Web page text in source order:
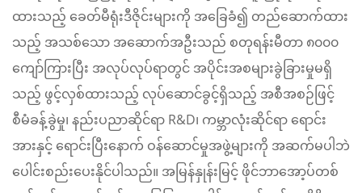
ထားသည့် ခေတ်မီရုံးဒီဇိုင်းများကို အခြေခံ၍ တည်ဆောက်ထား
သည့် အသစ်သော အဆောက်အဦးသည် စတုရန်းမီတာ ၈၀၀၀
ကျော်ကြားပြီး အလုပ်လုပ်ရာတွင် အပိုင်းအစများခွဲခြားမှုမရှိ
သည့် ဖွင့်လှစ်ထားသည့် လုပ်ဆောင်ခွင့်ရှိသည့် အစီအစဉ်ဖြင့်
စီမံခန့်ခွဲမှု၊ နည်းပညာဆိုင်ရာ R&D၊ ကမ္ဘာလုံးဆိုင်ရာ ရောင်း
အားနှင့် ရောင်းပြီးနောက် ဝန်ဆောင်မှုအဖွဲ့များကို အဆက်မပါဘဲ
ပေါင်းစည်းပေးနိုင်ပါသည်။ အမြန်နှုန်းမြင့် ဖိုင်ဘာအော့ပ်တစ်